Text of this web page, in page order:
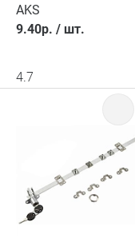
AKS
9.40р. / шт.
4.7